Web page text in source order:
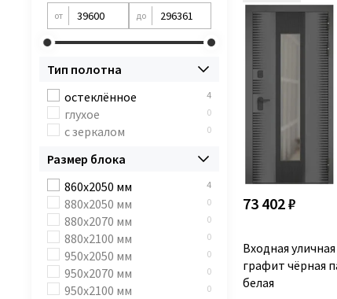
73 402 ₽
Входная
графит чёрная
белая
от до
Тип полотна
остеклённое
4
глухое 0
с зеркалом 0
Размер блока
860x2050 мм
4
880x2050 мм 0
880x2070 мм 0
880х2100 мм 0
950x2050 мм 0
950x2070 мм 0
950x2100 мм 0